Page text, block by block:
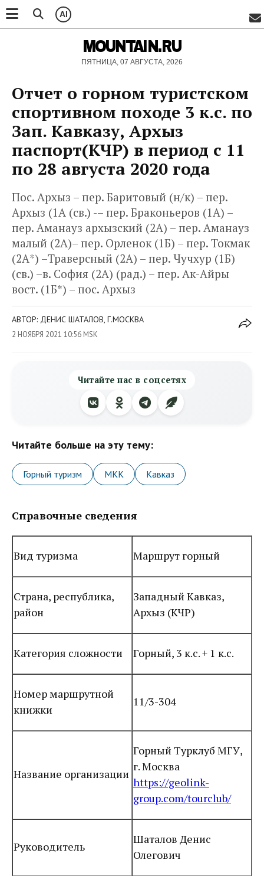
AI
MOUNTAIN.RU
ПЯТНИЦА, 07 АВГУСТА, 2026
Отчет о горном туристском
спортивном походе 3 к.с. по
Зап. Кавказу, Архыз
паспорт(КЧР) в период с 11
по 28 августа 2020 года
Пос. Архыз – пер. Баритовый (н/к) – пер.
Архыз (1А (св.) -– пер. Браконьеров (1А) –
пер. Аманауз архызский (2А) – пер. Аманауз
малый (2А)– пер. Орленок (1Б) – пер. Токмак
(2А*) –Траверсный (2А) – пер. Чучхур (1Б)
(св.) –в. София (2А) (рад.) – пер. Ак-Айры
вост. (1Б*) – пос. Архыз
АВТОР: ДЕНИС ШАТАЛОВ, Г.МОСКВА
2 НОЯБРЯ 2021 10:56 MSK
Читайте нас в соцсетях
Читайте больше на эту тему:
Горный туризм МКК Кавказ
Справочные сведения
Вид туризма Маршрут горный
Страна, республика,
район
Западный Кавказ,
Архыз (КЧР)
Категория сложности Горный, 3 к.с. + 1 к.с.
Номер маршрутной
книжки
11/3-304
Название организации
Горный Турклуб МГУ,
г. Москва
https://geolink-
group.com/tourclub/
Руководитель
Шаталов Денис
Олегович